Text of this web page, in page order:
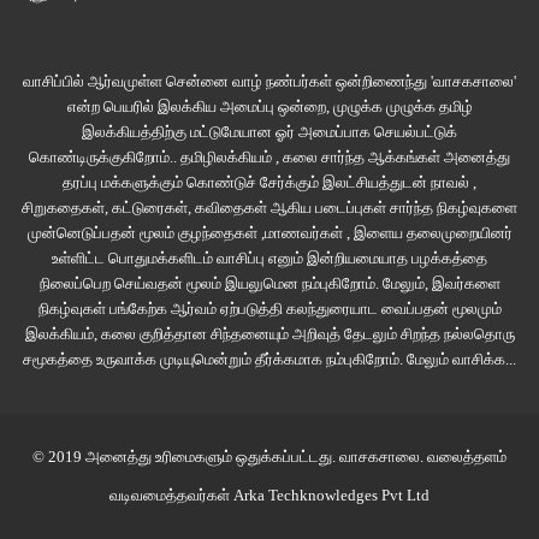
செய்யக்கூடாது அந்த மனுசேன்” என்று சொல்லிக்கொண்டே சேலையை வைத்து
விம்மலை அடக்க முயன்றாள். மீறி வெளிவந்த கண்ணீரைத் துடைத்துவிட்டு
தொடர்ந்தாள் “விவாகரத்து போட்டா ஜீவநாம்சம் கிடைக்கும்னு கம்பெனில
சூப்பர்வைசர் அக்கா சொல்லிச்சு. அப்பறம்தான் வக்கீலப் பாத்து பேசி இங்க
வந்தேன்”.
“பெட்டிஷன் போட்டு எவ்வளவு நாளாச்சு. உங்க வீட்டுகாரர் வருவாரா? வக்கீல்
என்ன சொல்றாரு? எப்ப முடியுமாம்?” கேள்விகளை அடுக்கினாள் சுகந்தி.
“அது ரெண்டு வருஷம் ஆகப்போகுதுமா. அந்தாளு எங்க வந்தாரு. முன்னால
நல்லா இருக்கதுக்குள்ள என் மகனுக்கு எதையாவது செஞ்சு வைச்சிடனும்
வாசிப்பில் ஆர்வமுள்ள சென்னை வாழ் நண்பர்கள் ஒன்றிணைந்து 'வாசகசாலை'
என்ற பெயரில் இலக்கிய அமைப்பு ஒன்றை, முழுக்க முழுக்க தமிழ்
இலக்கியத்திற்கு மட்டுமேயான ஓர் அமைப்பாக செயல்பட்டுக்
கொண்டிருக்குகிறோம்.. தமிழிலக்கியம் , கலை சார்ந்த ஆக்கங்கள் அனைத்து
தரப்பு மக்களுக்கும் கொண்டுச் சேர்க்கும் இலட்சியத்துடன் நாவல் ,
சிறுகதைகள், கட்டுரைகள், கவிதைகள் ஆகிய படைப்புகள் சார்ந்த நிகழ்வுகளை
முன்னெடுப்பதன் மூலம் குழந்தைகள் ,மாணவர்கள் , இளைய தலைமுறையினர்
உள்ளிட்ட பொதுமக்களிடம் வாசிப்பு எனும் இன்றியமையாத பழக்கத்தை
நிலைப்பெற செய்வதன் மூலம் இயலுமென நம்புகிறோம். மேலும், இவர்களை
நிகழ்வுகள் பங்கேற்க ஆர்வம் ஏற்படுத்தி கலந்துரையாட வைப்பதன் மூலமும்
இலக்கியம், கலை குறித்தான சிந்தனையும் அறிவுத் தேடலும் சிறந்த நல்லதொரு
சமூகத்தை உருவாக்க முடியுமென்றும் தீர்க்கமாக நம்புகிறோம். மேலும் வாசிக்க...
© 2019 அனைத்து உரிமைகளும் ஒதுக்கப்பட்டது. வாசகசாலை. வலைத்தளம்
வடிவமைத்தவர்கள் Arka Techknowledges Pvt Ltd